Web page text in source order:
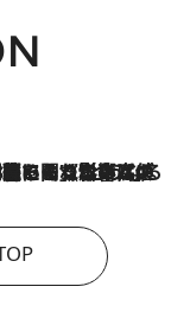
ズ海峡封鎖による影響はいつまで続く？《エネルギー専門家に聞く“どうなる日本の暮らし”》